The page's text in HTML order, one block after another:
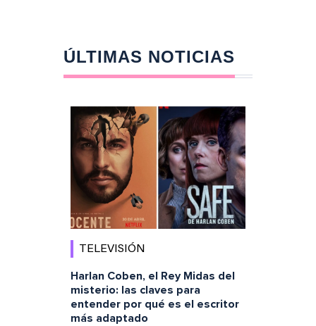
ÚLTIMAS NOTICIAS
TELEVISIÓN
Harlan Coben, el Rey Midas del
misterio: las claves para
entender por qué es el escritor
más adaptado